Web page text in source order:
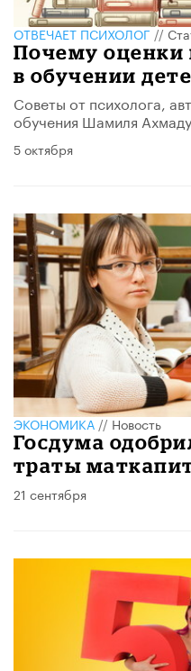
ОТВЕЧАЕТ ПСИХОЛОГ//
Почему оценки
в обучении
Советы от психолога,
обучения Шамиля
5 октября
ЭКОНОМИКА//Новость
Госдума
траты
21 сентября